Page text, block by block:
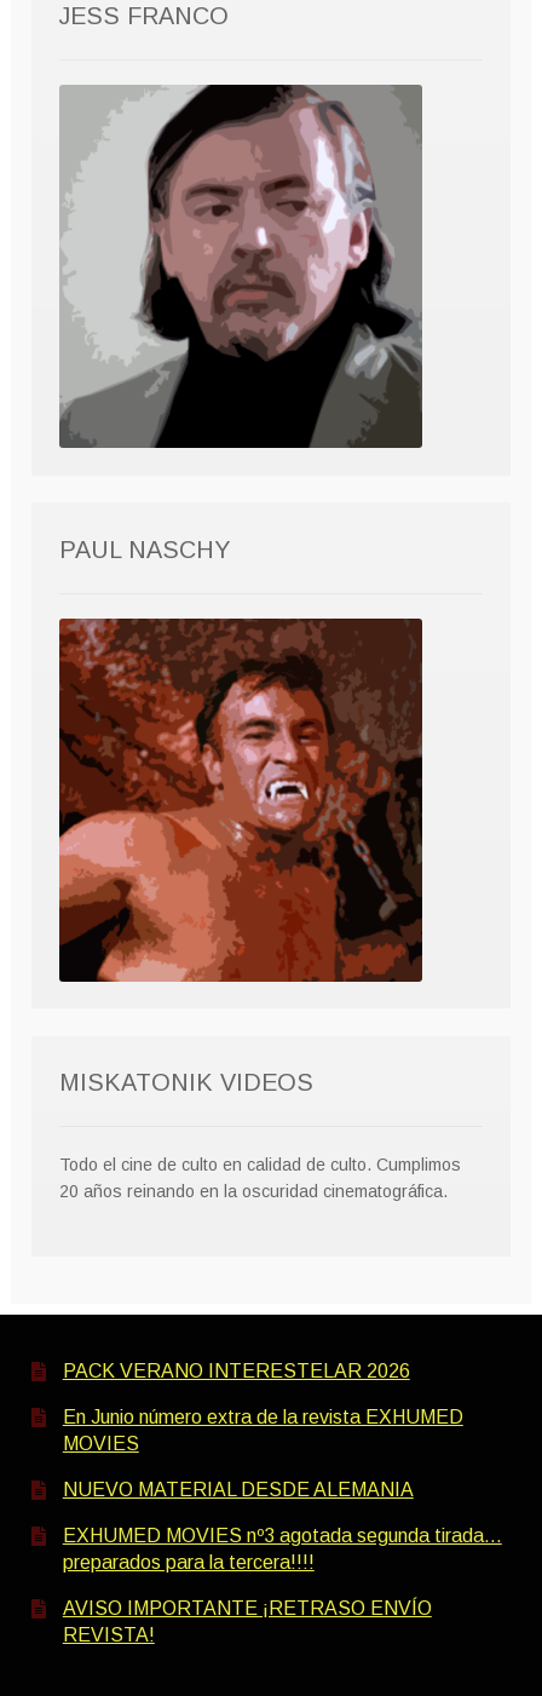
JESS FRANCO
PAUL NASCHY
MISKATONIK VIDEOS
Todo el cine de culto en calidad de culto. Cumplimos
20 años reinando en la oscuridad cinematográfica.
PACK VERANO INTERESTELAR 2026
En Junio número extra de la revista EXHUMED
MOVIES
NUEVO MATERIAL DESDE ALEMANIA
EXHUMED MOVIES nº3 agotada segunda tirada…
preparados para la tercera!!!!
AVISO IMPORTANTE ¡RETRASO ENVÍO
REVISTA!